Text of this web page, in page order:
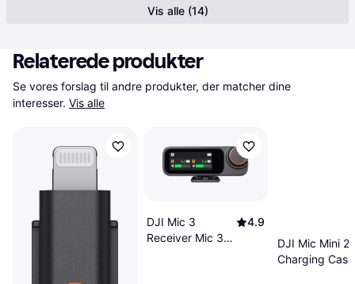
Vis alle (14)
Relaterede produkter
Se vores forslag til andre produkter, der matcher dine
interesser. Vis alle
DJI Mic 3
Receiver Mic 3
4.9
DJI Mic Mini 2
Charging Case